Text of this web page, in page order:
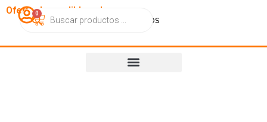
OfertasImperdibles.cl
CatálogoContactoNosotros
0